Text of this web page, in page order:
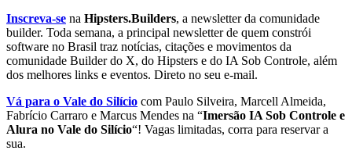
Inscreva-se na Hipsters.Builders, a newsletter da comunidade
builder. Toda semana, a principal newsletter de quem constrói
software no Brasil traz notícias, citações e movimentos da
comunidade Builder do X, do Hipsters e do IA Sob Controle, além
dos melhores links e eventos. Direto no seu e-mail.
Vá para o Vale do Silício com Paulo Silveira, Marcell Almeida,
Fabrício Carraro e Marcus Mendes na “Imersão IA Sob Controle e
Alura no Vale do Silício“! Vagas limitadas, corra para reservar a
sua.